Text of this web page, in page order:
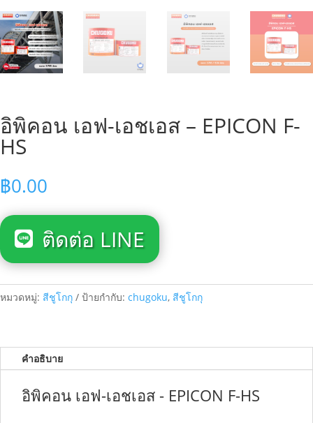
อิพิคอน เอฟ-เอชเอส – EPICON F-
HS
฿0.00
ติดต่อ LINE
หมวดหมู่: สีชูโกกุ ป้ายกำกับ: chugoku, สีชูโกกุ
คำอธิบาย
อิพิคอน เอฟ-เอชเอส - EPICON F-HS